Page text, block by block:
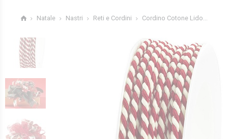
Natale Nastri Reti e Cordini Cordino Cotone Lido...